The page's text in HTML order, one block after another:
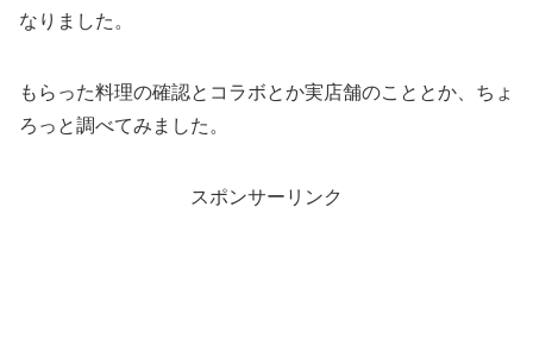
なりました。
もらった料理の確認とコラボとか実店舗のこととか、ちょ
ろっと調べてみました。
スポンサーリンク